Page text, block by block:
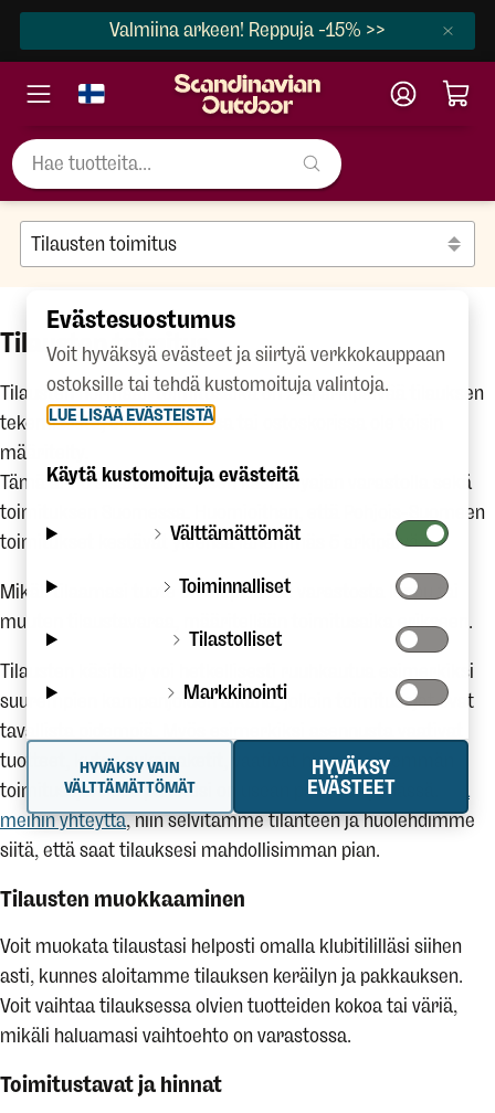
Valmiina arkeen! Reppuja -15% >>
Tilausten toimitus
Tilausten normaali toimitusaika on 2–4 arkipäivää tilauksen
tekemisestä, ellei tuotteessa tai ostoskorissa ole toisin
määritelty.
Tämä arvio sisältää tilauksen käsittelyajan varastolla sekä
toimituksen Suomessa. Huomioithan, että Pohjois-Suomeen
toimitukset kestävät yleensä lähemmäs 5 arkipäivää.
Mikäli tilaamasi tuote on tilapäisesti varastosta loppu tai
muuten tilaustavaraa, määritellään toimitusaika erikseen.
Tilausten käsittely voi hetkellisesti ruuhkautua esimerkiksi
suurempien kampanjoiden aikana, jolloin toimitusajat ovat
tavallista pidempiä. Myös esimerkiksi asennusta vaativat
tuotteet, kuten suksipaketit, vaativat hieman pidemmän
toimitusajan. Jos pakettisi on usean päivän myöhässä,
ota
meihin yhteyttä, niin selvitämme tilanteen ja huolehdimme
siitä, että saat tilauksesi mahdollisimman pian.
Tilausten muokkaaminen
Voit muokata tilaustasi helposti omalla klubitililläsi siihen
asti, kunnes aloitamme tilauksen keräilyn ja pakkauksen.
Voit vaihtaa tilauksessa olvien tuotteiden kokoa tai väriä,
mikäli haluamasi vaihtoehto on varastossa.
Toimitustavat ja hinnat
Evästesuostumus
Voit hyväksyä evästeet ja siirtyä verkkokauppaan
ostoksille tai tehdä kustomoituja valintoja.
LUE LISÄÄ EVÄSTEISTÄ
Käytä kustomoituja evästeitä
Välttämättömät
Toiminnalliset
Tilastolliset
Markkinointi
HYVÄKSY
EVÄSTEET
HYVÄKSY VAIN
VÄLTTÄMÄTTÖMÄT